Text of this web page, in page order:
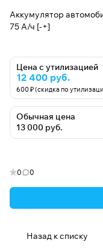
Аккумулятор
75 А/ч [-+]
Цена с утилизацией
12 400 руб.
600 ₽ (скидка по
Обычная цена
13 000 руб.
0 0
Назад к списку